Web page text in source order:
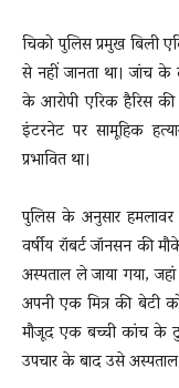
चिको पुलिस प्रमुख बिली
से नहीं जानता था। जांच
के आरोपी एरिक हैरिस
इंटरनेट पर सामूहिक
प्रभावित था।
पुलिस के अनुसार
वर्षीय रॉबर्ट जॉनसन की
अस्पताल ले जाया गया,
अपनी एक मित्र की बेटी
मौजूद एक बच्ची कांच के
उपचार के बाद उसे